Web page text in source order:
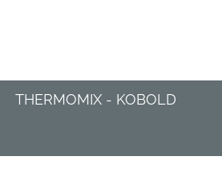
THERMOMIX - KOBOLD